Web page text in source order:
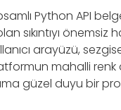
Python API
sıkıntıyı önemsiz
arayüzü,
mahalli renk
güzel duyu bir